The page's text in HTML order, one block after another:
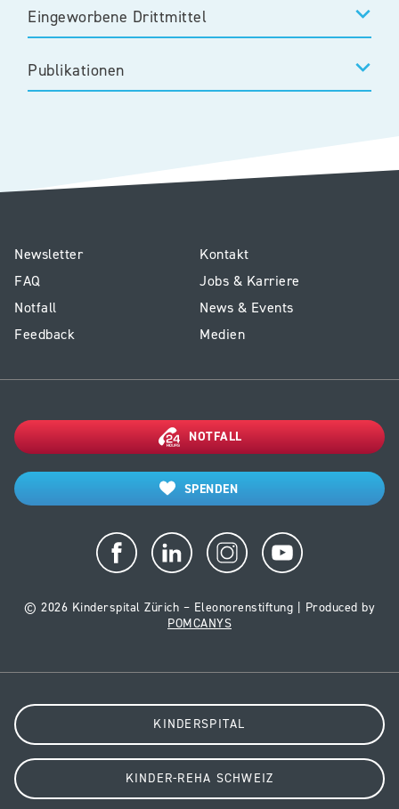
Eingeworbene Drittmittel
Publikationen
E1
-
Footer
Kinderspital
Newsletter
FAQ
Notfall
Feedback
Service
Kinderspital
Kontakt
Jobs & Karriere
News & Events
Medien
NOTFALL
SPENDEN
© 2026 Kinderspital Zürich – Eleonorenstiftung | Produced by
POMCANYS
KINDERSPITAL
KINDER-REHA SCHWEIZ